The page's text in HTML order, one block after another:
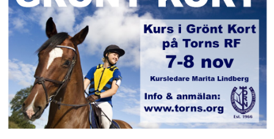
ANLÄGGNING
RIDHUSKALENDER
KONTAKT
BLI SPONSOR!
KLUBBSHOP